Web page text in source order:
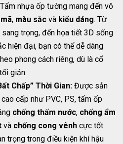
nhựa ốp tường mang đến vô
, màu sắc và kiểu dáng. Từ
trọng, đến họa tiết 3D sống
hiện đại, bạn có thể dễ dàng
phong cách riêng, dù là cổ
giản.
Chấp” Thời Gian: Được sản
cấp như PVC, PS, tấm ốp
chống thấm nước, chống ẩm
và chống cong vênh cực tốt.
trọng trong điều kiện khí hậu